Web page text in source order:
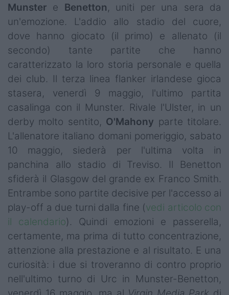
Rugby in TV
Mercato
Serie A Elite
Campionati
Serie A
Serie B
Femminile
Giovanili
Coppa Italia
Minirugby
Eventi
Top10
Munster e Benetton, uniti per una sera da
un'emozione. L'addio allo stadio del cuore,
dove hanno giocato (il primo) e allenato (il
secondo) tante partite che hanno
caratterizzato la loro storia personale e quella
dei club. Il terza linea flanker irlandese gioca
stasera, venerdì 9 maggio, l'ultimo partita
casalinga con il Munster. Rivale l'Ulster, in un
derby molto sentito, O'Mahony parte titolare.
L'allenatore italiano domani pomeriggio, sabato
10 maggio, siederà per l'ultima volta in
panchina allo stadio di Treviso. Il Benetton
sfiderà il Glasgow del grande ex Franco Smith.
Entrambe sono partite decisive per l'accesso ai
play-off a due turni dalla fine (vedi articolo con
il calendario). Quindi emozioni e passerella,
certamente, ma prima di tutto concentrazione,
attenzione alla prestazione e al risultato. E una
curiosità: i due si troveranno di contro proprio
nell'ultimo turno di Urc in Munster-Benetton,